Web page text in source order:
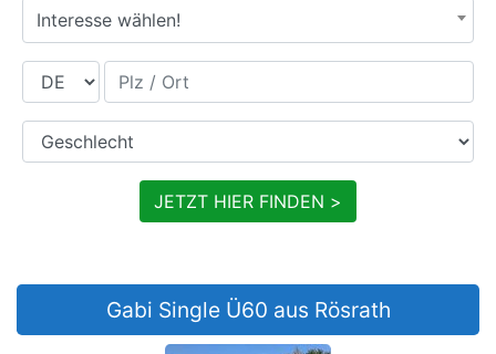
Interesse wählen!
Land Plz / Ort
Geschlecht
JETZT HIER FINDEN >
Gabi Single Ü60 aus Rösrath